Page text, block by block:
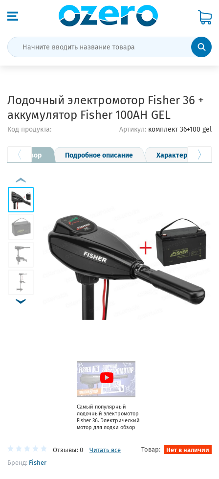
Лодочный электромотор Fisher 36 +
аккумулятор Fisher 100AH GEL
Код продукта: Артикул: комплект 36+100 gel
Обзор Подробное описание Характеристики
Самый популярный
лодочный электромотор
Fisher 36. Электрический
мотор для лодки обзор
Отзывы: 0 Читать все Товар: Нет в наличии
Бренд: Fisher